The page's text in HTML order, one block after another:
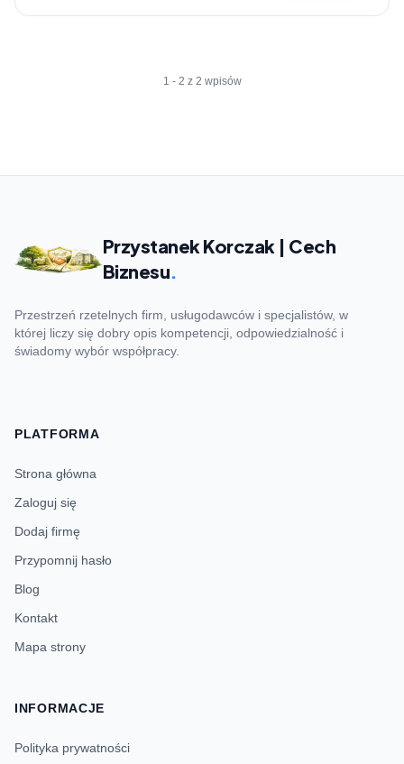
1 - 2 z 2 wpisów
Przystanek Korczak | Cech
Biznesu.
Przestrzeń rzetelnych firm, usługodawców i specjalistów, w
której liczy się dobry opis kompetencji, odpowiedzialność i
świadomy wybór współpracy.
PLATFORMA
Strona główna
Zaloguj się
Dodaj firmę
Przypomnij hasło
Blog
Kontakt
Mapa strony
INFORMACJE
Polityka prywatności